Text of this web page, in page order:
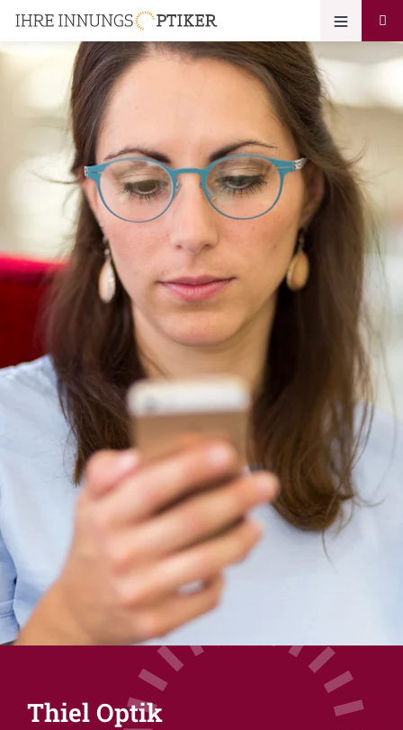
Thiel Optik